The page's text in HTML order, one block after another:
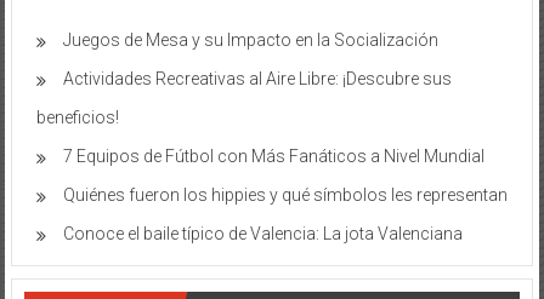
Juegos de Mesa y su Impacto en la Socialización
Actividades Recreativas al Aire Libre: ¡Descubre sus
beneficios!
7 Equipos de Fútbol con Más Fanáticos a Nivel Mundial
Quiénes fueron los hippies y qué símbolos les representan
Conoce el baile típico de Valencia: La jota Valenciana